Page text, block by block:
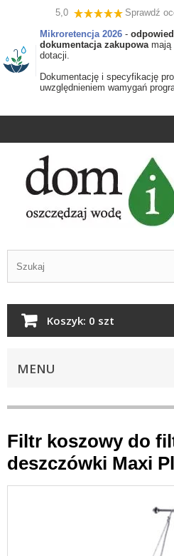
5,0
Sprawdź
Mikroretencja 2026 -
dokumentacja zakupowamają
dotacji.
Dokumentację i specyfikację
uwzględnieniem wamygań
Koszyk: 0 szt
MENU
Filtr koszowy do
deszczówki Maxi